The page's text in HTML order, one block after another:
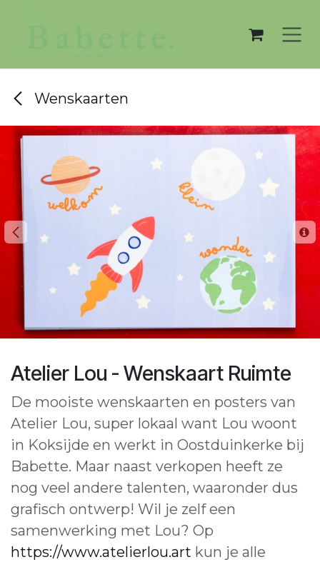
Wenskaarten
Atelier Lou - Wenskaart Ruimte
De mooiste wenskaarten en posters van
Atelier Lou, super lokaal want Lou woont
in Koksijde en werkt in Oostduinkerke bij
Babette. Maar naast verkopen heeft ze
nog veel andere talenten, waaronder dus
grafisch ontwerp! Wil je zelf een
samenwerking met Lou? Op
https://www.atelierlou.art kun je alle